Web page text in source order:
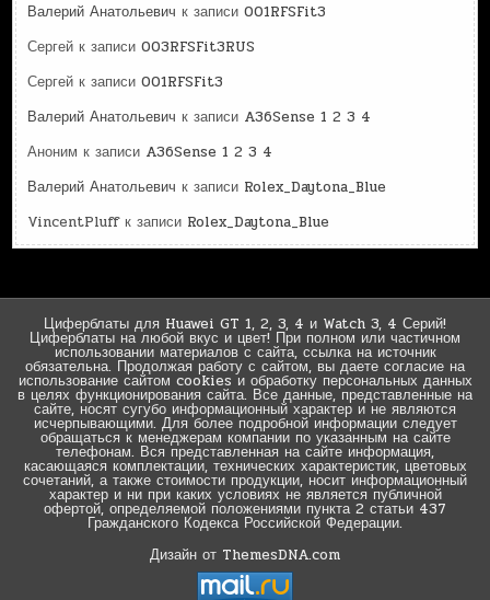
Валерий Анатольевич к записи001RFSFit3
Сергей к записи003RFSFit3RUS
Сергей к записи001RFSFit3
Валерий Анатольевич к записи A36Sense 1 2 3 4
Аноним к записи A36Sense 1 2 3 4
Валерий Анатольевич к записи Rolex_Daytona_Blue
VincentPluffк записи Rolex_Daytona_Blue
Циферблаты для Huawei GT 1, 2, 3, 4 и Watch 3, 4 Серий!
Циферблаты на любой вкус и цвет! При полном или частичном
использовании материалов с сайта, ссылка на источник
обязательна. Продолжая работу с сайтом, вы даете согласие на
использование сайтом cookies и обработку персональных данных
в целях функционирования сайта. Все данные, представленные на
сайте, носят сугубо информационный характер и не являются
исчерпывающими. Для более подробной информации следует
обращаться к менеджерам компании по указанным на сайте
телефонам. Вся представленная на сайте информация,
касающаяся комплектации, технических характеристик, цветовых
сочетаний, а также стоимости продукции, носит информационный
характер и ни при каких условиях не является публичной
офертой, определяемой положениями пункта 2 статьи 437
Гражданского Кодекса Российской Федерации.
Дизайн от ThemesDNA.com